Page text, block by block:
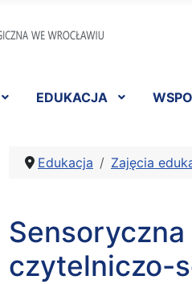
EDUKACJA
Edukacja Zajęcia
czytelniczo-